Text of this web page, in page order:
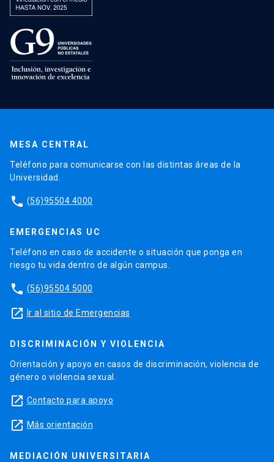
MESA CENTRAL
Teléfono para comunicarse con las distintas áreas de la
Universidad.
phone (56)95504 4000
EMERGENCIAS UC
Teléfono en caso de accidente o situación que ponga en
riesgo tu vida dentro de algún campus.
phone (56)95504 5000
launch Ir al sitio de Emergencias
DISCRIMINACIÓN Y VIOLENCIA
Orientación y apoyo en casos de discriminación, violencia de
género o violencia sexual.
launch Contacto para apoyo
launch Más orientación
MEDIACIÓN UNIVERSITARIA